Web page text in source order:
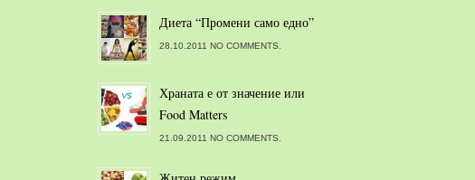
Диета “Промени само едно”
28.10.2011 NO COMMENTS.
Храната е от значение или
Food Matters
21.09.2011 NO COMMENTS.